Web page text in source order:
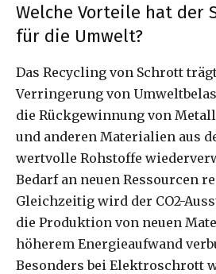
Welche Vorteile hat der
für die Umwelt?
Das Recycling von Schrott
Verringerung von
die Rückgewinnung von
und anderen Materialien aus
wertvolle Rohstoffe
Bedarf an neuen Ressourcen
Gleichzeitig wird der CO2-
die Produktion von neuen
höherem Energieaufwand
Besonders bei Elektroschrott